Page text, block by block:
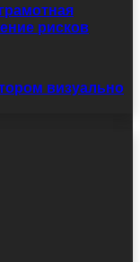
рисков
визуально